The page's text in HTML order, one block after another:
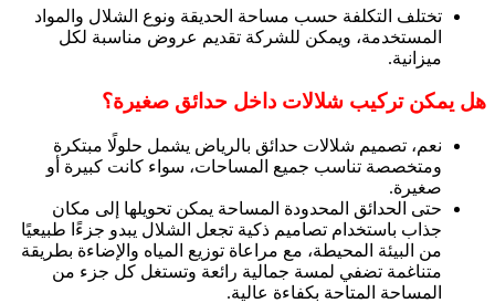
تختلف التكلفة حسب مساحة الحديقة ونوع الشلال والمواد
المستخدمة، ويمكن للشركة تقديم عروض مناسبة لكل
ميزانية.
هل يمكن تركيب شلالات داخل حدائق صغيرة؟
نعم، تصميم شلالات حدائق بالرياض يشمل حلولًا مبتكرة
ومتخصصة تناسب جميع المساحات، سواء كانت كبيرة أو
صغيرة.
حتى الحدائق المحدودة المساحة يمكن تحويلها إلى مكان
جذاب باستخدام تصاميم ذكية تجعل الشلال يبدو جزءًا طبيعيًا
من البيئة المحيطة، مع مراعاة توزيع المياه والإضاءة بطريقة
متناغمة تضفي لمسة جمالية رائعة وتستغل كل جزء من
المساحة المتاحة بكفاءة عالية.